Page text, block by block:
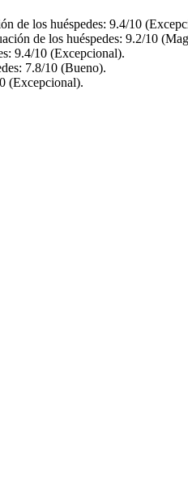
de los huéspedes: 9.4/10
de los huéspedes: 9.2/10
9.4/10 (Excepcional).
7.8/10 (Bueno).
(Excepcional).